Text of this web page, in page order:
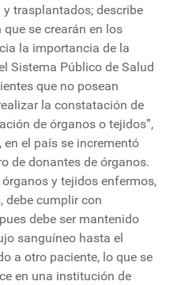
trasplantados; describe
se crearán en los
la importancia de la
Sistema Público de Salud
que no posean
la constatación de
de órganos o tejidos”,
el país se incrementó
de donantes de órganos.
y tejidos enfermos,
debe cumplir con
debe ser mantenido
sanguíneo hasta el
a otro paciente, lo que se
en una institución de